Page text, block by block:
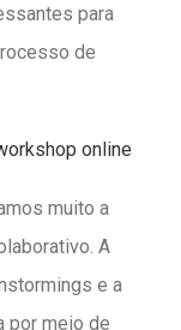
para
de
online
muito a
A
e a
por meio de